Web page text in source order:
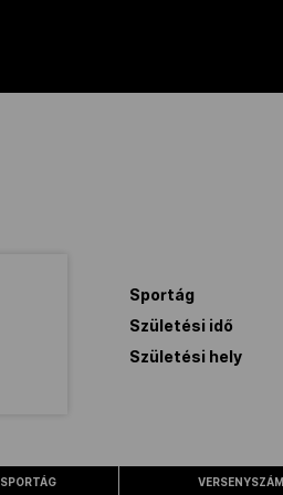
Sportág
Születési idő
Születési hely
SPORTÁG VERSENYSZÁM